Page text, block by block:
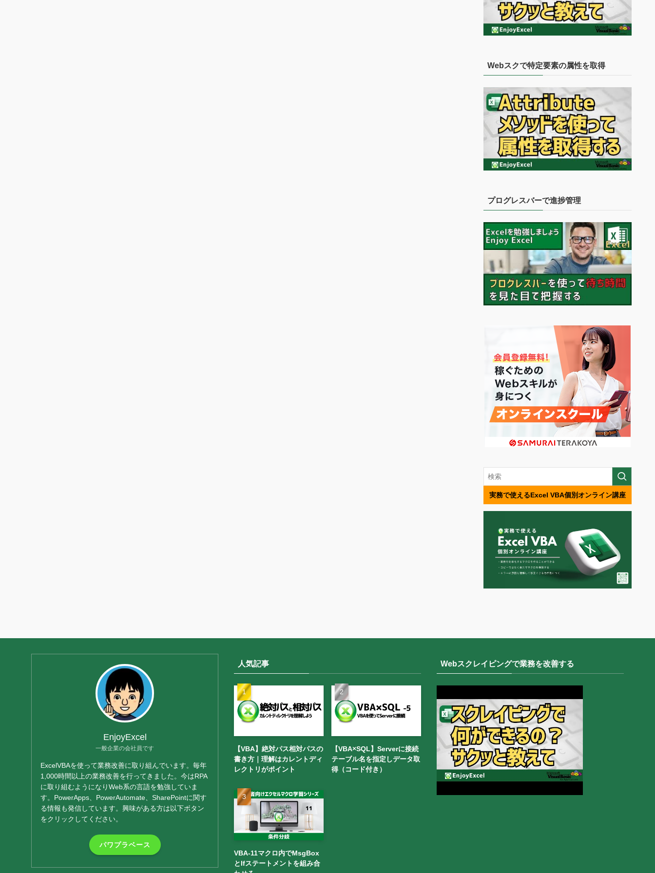
Webスクで特定要素の属性を取得
プログレスバーで進捗管理
実務で使えるExcel VBA個別オンライン講座
EnjoyExcel
一般企業の会社員です
ExcelVBAを使って業務改善に取り組んでいます。毎年
1,000時間以上の業務改善を行ってきました。今はRPA
に取り組むようになりWeb系の言語を勉強していま
す。PowerApps、PowerAutomate、SharePointに関す
る情報も発信しています。興味がある方は以下ボタン
をクリックしてください。
パワプラベース
人気記事
【VBA】絶対パス相対パスの
書き方｜理解はカレントディ
レクトリがポイント
【VBA×SQL】Serverに接続
テーブル名を指定しデータ取
得（コード付き）
VBA-11マクロ内でMsgBox
とIfステートメントを組み合
Webスクレイピングで業務を改善する